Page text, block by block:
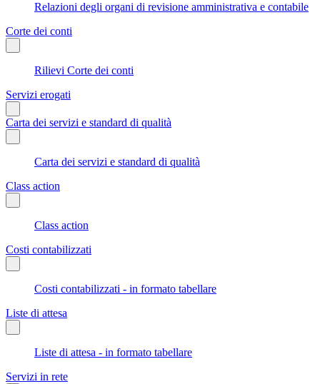
Relazioni degli organi di revisione amministrativa e contabile
Corte dei conti
Rilievi Corte dei conti
Servizi erogati
Carta dei servizi e standard di qualità
Carta dei servizi e standard di qualità
Class action
Class action
Costi contabilizzati
Costi contabilizzati - in formato tabellare
Liste di attesa
Liste di attesa - in formato tabellare
Servizi in rete